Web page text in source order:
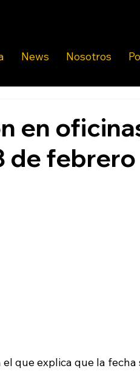
News Nosotros
en
de febrero
que explica que la fecha